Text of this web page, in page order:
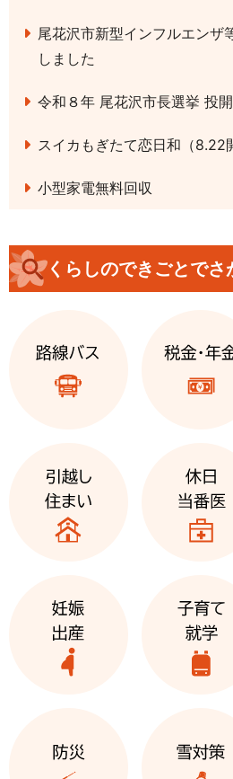
尾花沢市新型インフルエンザ
しました
令和８年 尾花沢市長選挙 投
スイカもぎたて恋日和（8.22
小型家電無料回収
くらしのできごとでさ